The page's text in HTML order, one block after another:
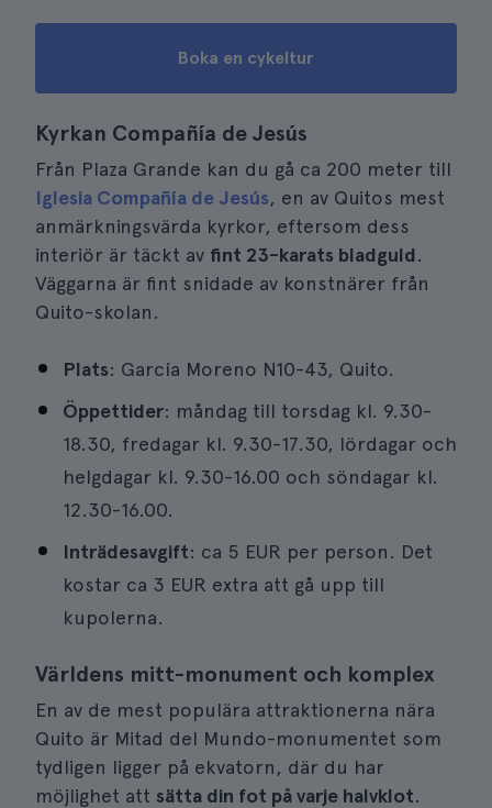
Boka en cykeltur
Kyrkan Compañía de Jesús
Från Plaza Grande kan du gå ca 200 meter till
Iglesia Compañía de Jesús, en av Quitos mest
anmärkningsvärda kyrkor, eftersom dess
interiör är täckt av fint 23-karats bladguld.
Väggarna är fint snidade av konstnärer från
Quito-skolan.
Plats: García Moreno N10-43, Quito.
Öppettider: måndag till torsdag kl. 9.30-
18.30, fredagar kl. 9.30-17.30, lördagar och
helgdagar kl. 9.30-16.00 och söndagar kl.
12.30-16.00.
Inträdesavgift: ca 5 EUR per person. Det
kostar ca 3 EUR extra att gå upp till
kupolerna.
Världens mitt-monument och komplex
En av de mest populära attraktionerna nära
Quito är Mitad del Mundo-monumentet som
tydligen ligger på ekvatorn, där du har
möjlighet att sätta din fot på varje halvklot.